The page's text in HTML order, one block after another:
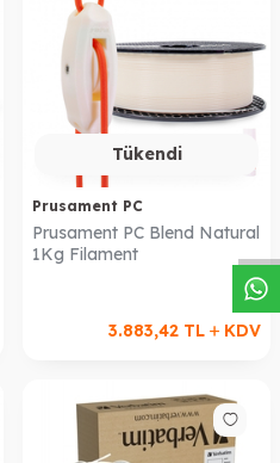
W
h
a
s
a
p
p
D
e
s
t
e
H
a
t
t
Tükendi
Prusament PC
Prusament PC Blend Natural
1Kg Filament
3.883,42 TL KDV